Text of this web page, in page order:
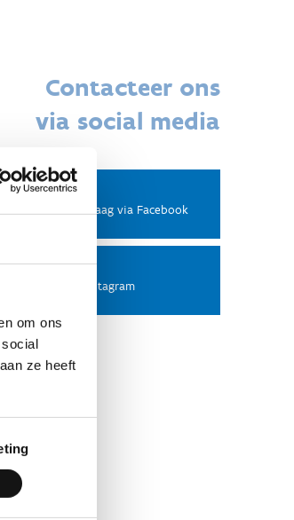
om ons
ze heeft
Contacteer ons
via social media
Facebook
Stel ons een vraag via Facebook
Instagram
Volg ons op Instagram